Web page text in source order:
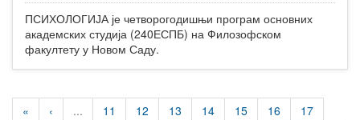
ПСИХОЛОГИЈА је четворогодишњи програм основних
академских студија (240ЕСПБ) на Филозофском
факултету у Новом Саду.
« ‹ ... 11 12 13 14 15 16
17